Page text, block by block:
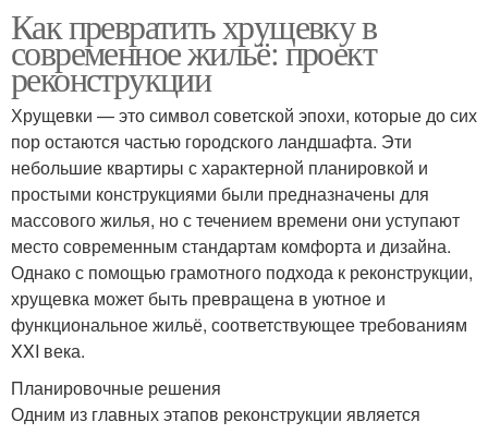
Как превратить хрущевку в
современное жильё: проект
реконструкции
Хрущевки — это символ советской эпохи, которые до сих
пор остаются частью городского ландшафта. Эти
небольшие квартиры с характерной планировкой и
простыми конструкциями были предназначены для
массового жилья, но с течением времени они уступают
место современным стандартам комфорта и дизайна.
Однако с помощью грамотного подхода к реконструкции,
хрущевка может быть превращена в уютное и
функциональное жильё, соответствующее требованиям
XXI века.
Планировочные решения
Одним из главных этапов реконструкции является